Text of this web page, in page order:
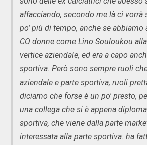
affacciando, secondo me là ci vorrà
po' più di tempo, anche se abbiamo
CO donne come Lino Souloukou
vertice aziendale, ed era a capo
sportiva. Però sono sempre ruoli
aziendale e parte sportiva, ruoli
diciamo che forse è un po' presto,
una collega che si è appena
sportiva, che viene dalla parte
interessata alla parte sportiva: ha